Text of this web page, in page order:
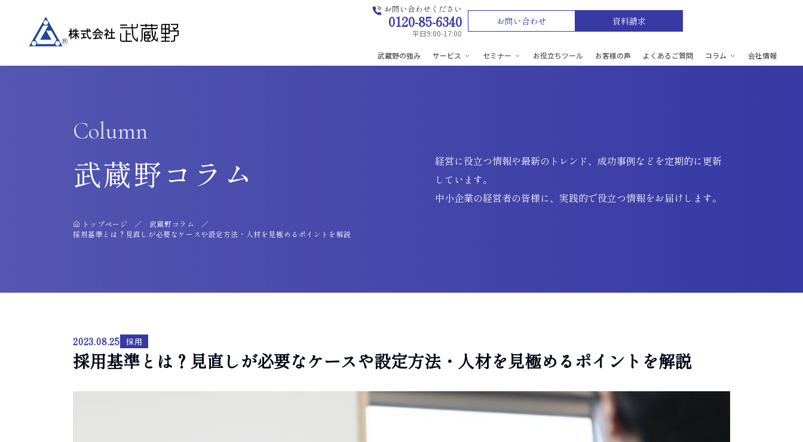
お問い合わせください
0120-85-6340
平日9:00-17:00
お問い合わせ 資料請求
武蔵野の強み サービス セミナー お役立ちツール お客様の声 よくあるご質問 コラム 会社情報
Column
武蔵野コラム
トップページ
武蔵野コラム
採用基準とは？見直しが必要なケースや設定方法・人材を見極めるポイントを解説
経営に役立つ情報や最新のトレンド、成功事例などを定期的に更新
しています。
中小企業の経営者の皆様に、実践的で役立つ情報をお届けします。
2023.08.25 採用
採用基準とは？見直しが必要なケースや設定方法・人材を見極めるポイントを解説